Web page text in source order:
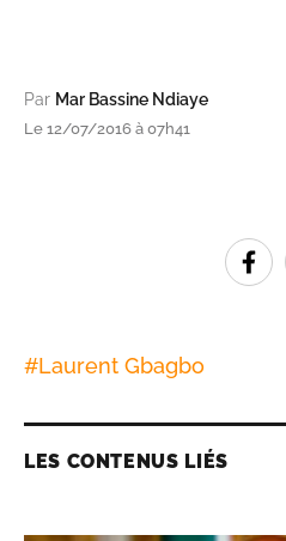
Par Mar Bassine Ndiaye
Le 12/07/2016 à 07h41
#Laurent Gbagbo
LES CONTENUS LIÉS